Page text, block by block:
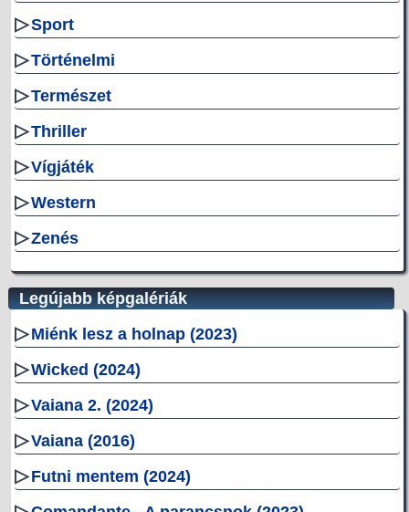
▷Sport
▷Történelmi
▷Természet
▷Thriller
▷Vígjáték
▷Western
▷Zenés
Legújabb képgalériák
▷Miénk lesz a holnap (2023)
▷Wicked (2024)
▷Vaiana 2. (2024)
▷Vaiana (2016)
▷Futni mentem (2024)